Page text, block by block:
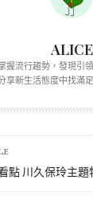
ALICE
握流行趨勢，發現引
享新生活態度中找滿
點 川久保玲主